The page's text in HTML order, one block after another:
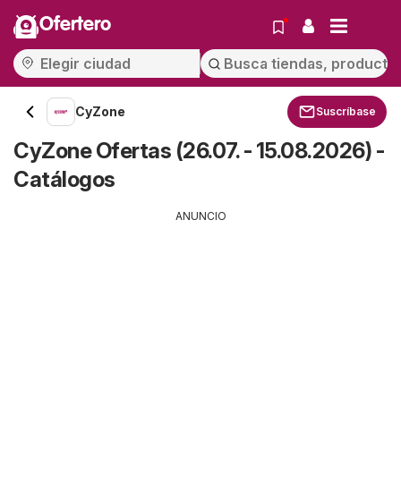
Ofertero
CyZone Suscríbase
CyZone Ofertas (26.07. - 15.08.2026) -
Catálogos
ANUNCIO